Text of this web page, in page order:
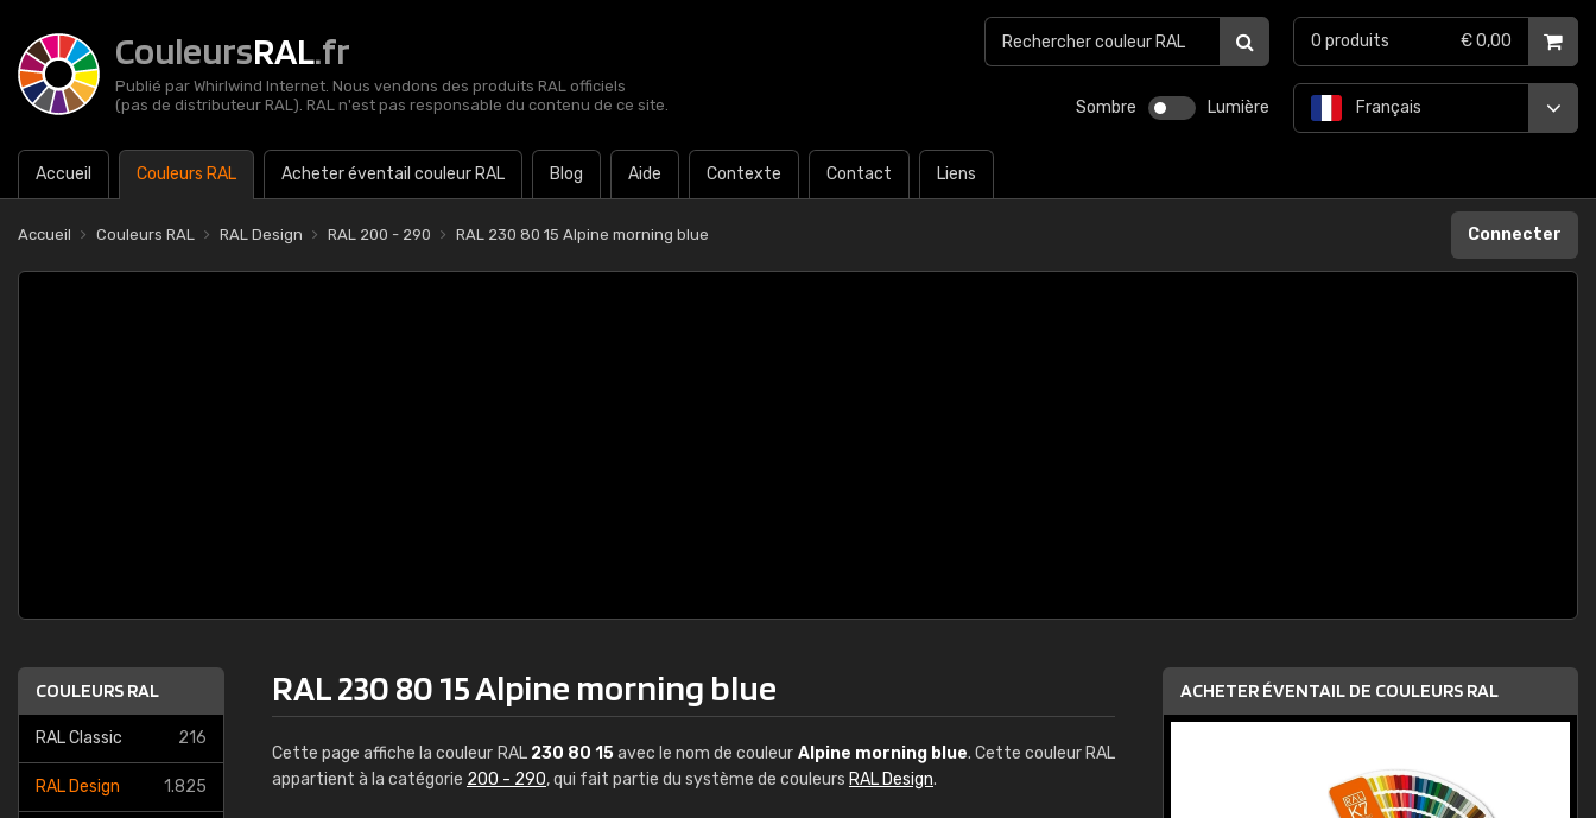
CouleursRAL.fr
Publié par Whirlwind Internet. Nous vendons des produits RAL officiels
(pas de distributeur RAL). RAL n'est pas responsable du contenu de ce site.
Sombre Lumière
Accueil Couleurs RAL Acheter éventail couleur RAL Blog Aide Contexte Contact Liens
Français
0 produits € 0,00
Accueil Couleurs RAL RAL Design RAL 200 - 290 RAL 230 80 15 Alpine morning blue Connecter
COULEURS RAL
RAL Classic 216
RAL Design 1.825
RAL 230 80 15 Alpine morning blue
Cette page affiche la couleur RAL 230 80 15avec le nom de couleur Alpine morning blue. Cette couleur RAL
appartient à la catégorie 200 - 290, qui fait partie du système de couleurs RAL Design.
ACHETER ÉVENTAIL DE COULEURS RAL